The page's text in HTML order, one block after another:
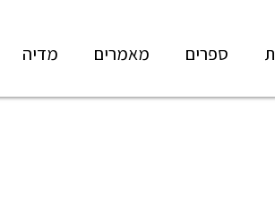
ספרים מאמרים מדיה